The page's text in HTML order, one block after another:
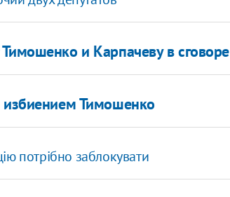
и Карпачеву в сговоре
избиением Тимошенко
потрібно заблокувати